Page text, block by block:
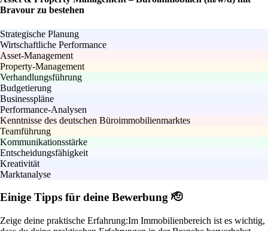
Bravour zu bestehen
Strategische Planung
Wirtschaftliche Performance
Asset-Management
Property-Management
Verhandlungsführung
Budgetierung
Businesspläne
Performance-Analysen
Kenntnisse des deutschen Büroimmobilienmarktes
Teamführung
Kommunikationsstärke
Entscheidungsfähigkeit
Kreativität
Marktanalyse
Einige Tipps für deine Bewerbung 🫡
Zeige deine praktische Erfahrung:Im Immobilienbereich ist es wichtig,